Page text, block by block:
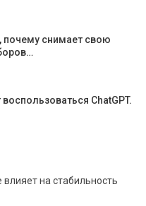
почему снимает свою
ChatGPT.
на стабильность